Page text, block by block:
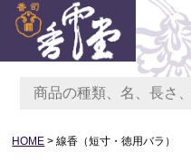
HOME 線香（短寸・徳用バラ）